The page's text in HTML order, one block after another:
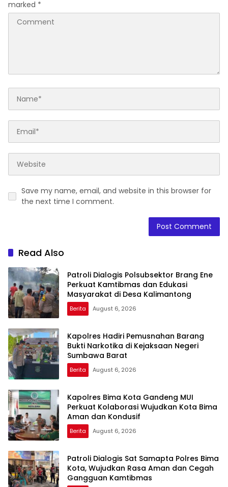
marked *
Save my name, email, and website in this browser for
the next time I comment.
Read Also
Patroli Dialogis Polsubsektor Brang Ene
Perkuat Kamtibmas dan Edukasi
Masyarakat di Desa Kalimantong
Berita August 6, 2026
Kapolres Hadiri Pemusnahan Barang
Bukti Narkotika di Kejaksaan Negeri
Sumbawa Barat
Berita August 6, 2026
Kapolres Bima Kota Gandeng MUI
Perkuat Kolaborasi Wujudkan Kota Bima
Aman dan Kondusif
Berita August 6, 2026
Patroli Dialogis Sat Samapta Polres Bima
Kota, Wujudkan Rasa Aman dan Cegah
Gangguan Kamtibmas